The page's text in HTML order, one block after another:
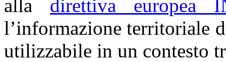
alla direttiva europea
l’informazione territoriale
utilizzabile in un contesto